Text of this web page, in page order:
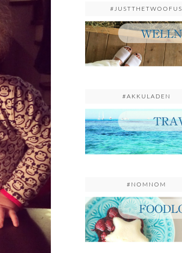
#JUSTTHETWOOFUS
#AKKULADEN
#NOMNOM